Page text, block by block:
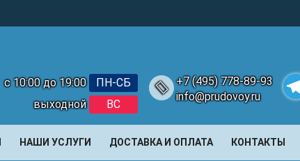
с 10:00 до 19:00
ПН-СБ
выходной
ВС
+7 (495) 778-89-93
info@prudovoy.ru
НАШИ УСЛУГИ ДОСТАВКА И ОПЛАТА КОНТАКТЫ